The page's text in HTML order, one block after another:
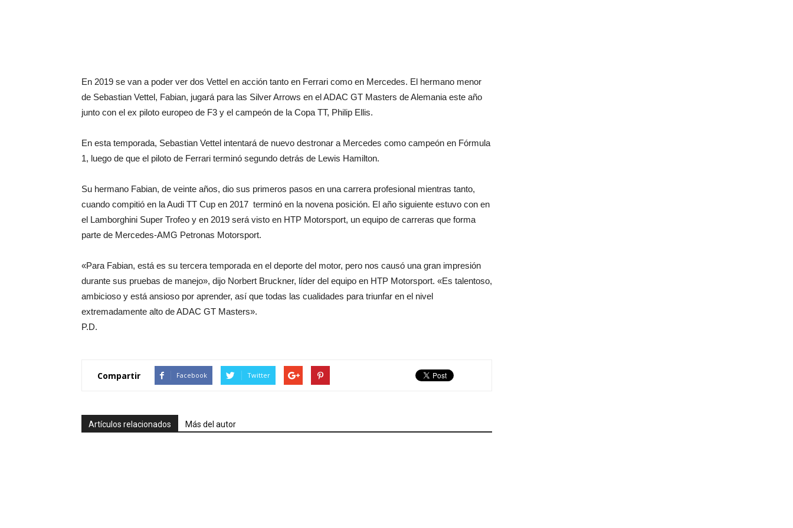
En 2019 se van a poder ver dos Vettel en acción tanto en Ferrari como en Mercedes. El hermano menor
de Sebastian Vettel, Fabian, jugará para las Silver Arrows en el ADAC GT Masters de Alemania este año
junto con el ex piloto europeo de F3 y el campeón de la Copa TT, Philip Ellis.
En esta temporada, Sebastian Vettel intentará de nuevo destronar a Mercedes como campeón en Fórmula
1, luego de que el piloto de Ferrari terminó segundo detrás de Lewis Hamilton.
Su hermano Fabian, de veinte años, dio sus primeros pasos en una carrera profesional mientras tanto,
cuando compitió en la Audi TT Cup en 2017 terminó en la novena posición. El año siguiente estuvo con en
el Lamborghini Super Trofeo y en 2019 será visto en HTP Motorsport, un equipo de carreras que forma
parte de Mercedes-AMG Petronas Motorsport.
«Para Fabian, está es su tercera temporada en el deporte del motor, pero nos causó una gran impresión
durante sus pruebas de manejo», dijo Norbert Bruckner, líder del equipo en HTP Motorsport. «Es talentoso,
ambicioso y está ansioso por aprender, así que todas las cualidades para triunfar en el nivel
extremadamente alto de ADAC GT Masters».
P.D.
Compartir Facebook Twitter
Artículos relacionados Más del autor